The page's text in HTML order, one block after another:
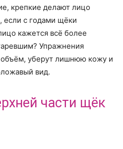
крепкие делают лицо
если с годами щёки
кажется всё более
Упражнения
уберут лишнюю кожу и
вид.
части щёк